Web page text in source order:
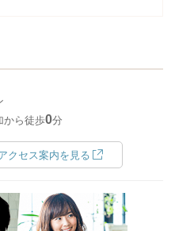
から徒歩0分
クセス案内を見る